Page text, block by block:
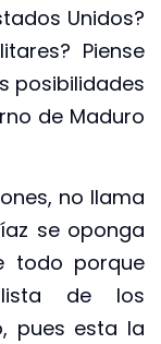
Unidos?
Piense
posibilidades
de Maduro
no llama
se oponga
todo porque
de los
pues esta la